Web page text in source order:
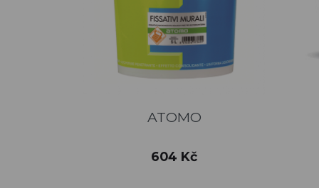
Rychlý náhled
ATOMO
Cena
604 Kč